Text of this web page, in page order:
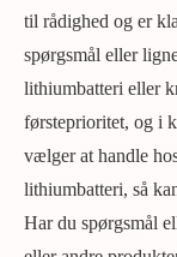
til rådighed og er
spørgsmål eller
lithiumbatteri eller
førsteprioritet, og i
vælger at handle
lithiumbatteri, så
Har du spørgsmål